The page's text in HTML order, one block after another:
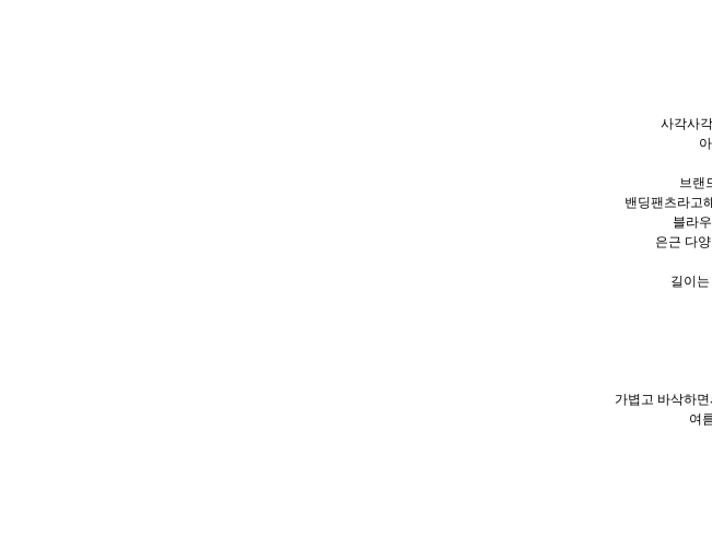
사각사
브랜
밴딩팬츠라고
블라
은근 다
길이
가볍고 바삭하
여